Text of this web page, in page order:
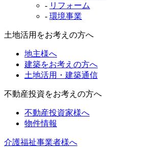
- リフォーム
- 環境事業
土地活用をお考えの方へ
地主様へ
建築をお考えの方へ
土地活用・建築通信
不動産投資をお考えの方へ
不動産投資家様へ
物件情報
介護福祉事業者様へ